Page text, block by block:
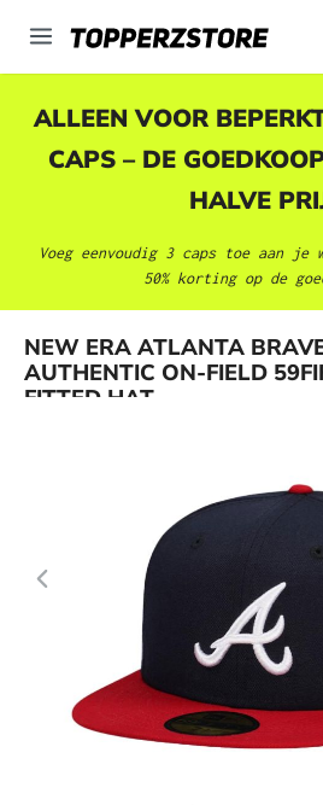
ALLEEN VOOR
CAPS – DE
HALVE
Voeg eenvoudig 3 caps toe aan je
50% korting op de
NEW ERA ATLANTA
AUTHENTIC ON-FIELD
FITTED HAT